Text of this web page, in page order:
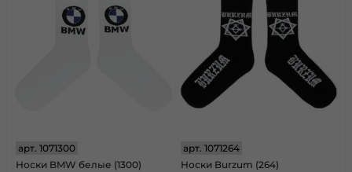
арт. 1071300
Носки BMW белые (1300)
арт.1071264
Носки Burzum (264)